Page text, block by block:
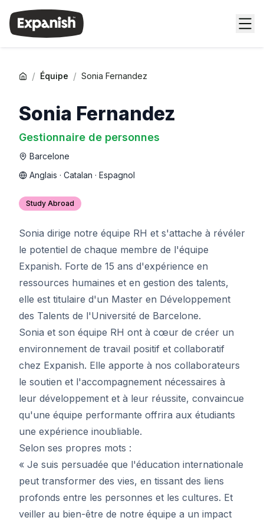
/ Équipe / Sonia Fernandez
Sonia Fernandez
Gestionnaire de personnes
Barcelone
Anglais · Catalan · Espagnol
Study Abroad
Sonia dirige notre équipe RH et s'attache à révéler
le potentiel de chaque membre de l'équipe
Expanish. Forte de 15 ans d'expérience en
ressources humaines et en gestion des talents,
elle est titulaire d'un Master en Développement
des Talents de l'Université de Barcelone.
Sonia et son équipe RH ont à cœur de créer un
environnement de travail positif et collaboratif
chez Expanish. Elle apporte à nos collaborateurs
le soutien et l'accompagnement nécessaires à
leur développement et à leur réussite, convaincue
qu'une équipe performante offrira aux étudiants
une expérience inoubliable.
Selon ses propres mots :
« Je suis persuadée que l'éducation internationale
peut transformer des vies, en tissant des liens
profonds entre les personnes et les cultures. Et
veiller au bien-être de notre équipe a un impact